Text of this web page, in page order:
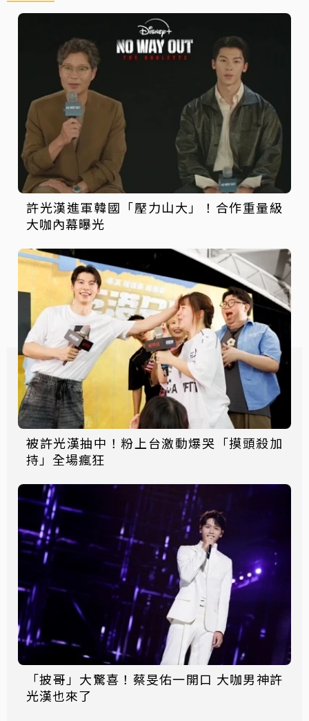
許光漢進軍韓國「壓力山大」！合作重量級
大咖內幕曝光
被許光漢抽中！粉上台激動爆哭「摸頭殺加
持」全場瘋狂
「披哥」大驚喜！蔡旻佑一開口 大咖男神許
光漢也來了